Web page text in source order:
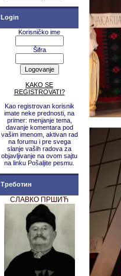
Login
Korisničko ime
Šifra
KAKO SE
REGISTROVATI?
Kao registrovan korisnik
imate neke prednosti, na
primer: menjanje tema,
davanje komentara pod
vašim imenom, aktivan rad
na forumu i pre svega
slanje vaših radova za
objavljivanje na ovom sajtu
na linku Pošaljite pesmu.
Треботин
СЛАВКО ПРШИЋ